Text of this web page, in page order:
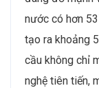
nước có hơn
tạo ra khoảng
cầu không chỉ
nghệ tiên tiến,